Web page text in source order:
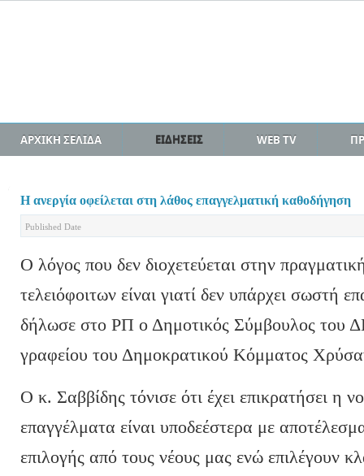
ΑΡΧΙΚΗ ΣΕΛΙΔΑ ΕΙΔΗΣΕΙΣ WEB TV
Η ανεργία οφείλεται στη λάθος επαγγελματική καθοδήγηση
Published Date
Ο λόγος που δεν διοχετεύεται στην
τελειόφοιτων είναι γιατί δεν υπάρχει σωστή
δήλωσε στο ΡΠ ο Δημοτικός Σύμβουλος του
γραφείου του Δημοκρατικού Κόμματος
Ο κ. Σαββίδης τόνισε ότι έχει επικρατήσει η
επαγγέλματα είναι υποδεέστερα με
επιλογής από τους νέους μας ενώ επιλέγουν